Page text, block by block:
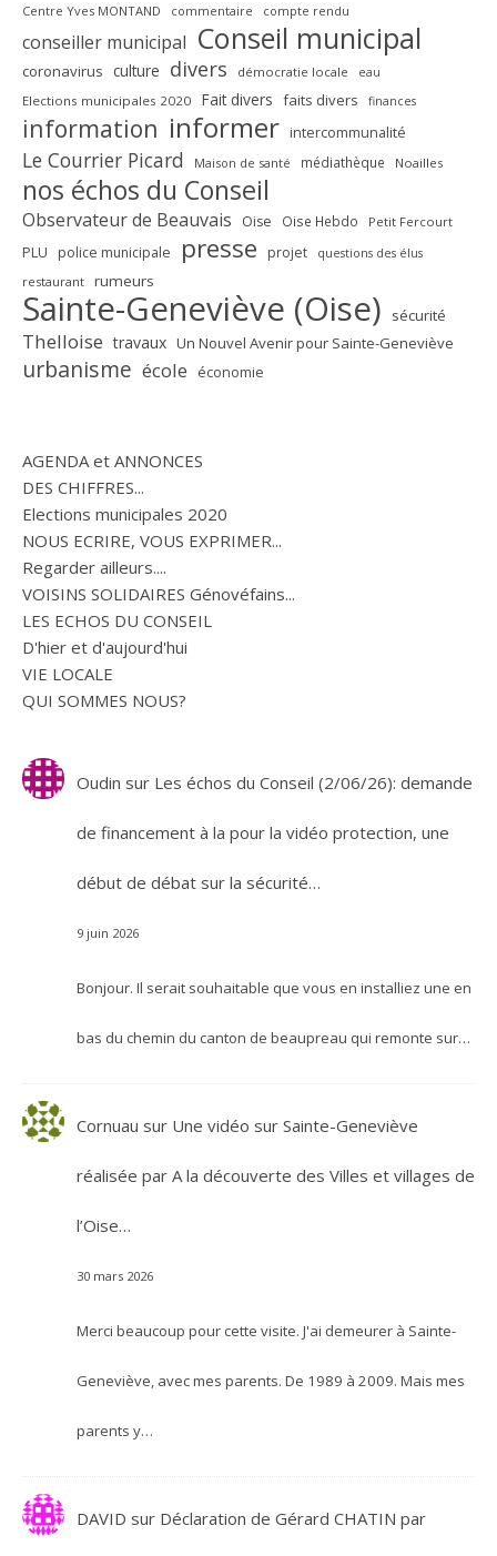
Centre Yves MONTAND commentaire compte rendu
conseiller municipal Conseil municipal
coronavirus culture divers démocratie locale eau
Elections municipales 2020 Fait divers faits divers finances
information informer intercommunalité
Le Courrier Picard Maison de santé médiathèque Noailles
nos échos du Conseil
Observateur de Beauvais Oise Oise Hebdo Petit Fercourt
PLU police municipale presse projet questions des élus
restaurant rumeurs
Sainte-Geneviève (Oise) sécurité
Thelloise travaux Un Nouvel Avenir pour Sainte-Geneviève
urbanisme école économie
AGENDA et ANNONCES
DES CHIFFRES...
Elections municipales 2020
NOUS ECRIRE, VOUS EXPRIMER...
Regarder ailleurs....
VOISINS SOLIDAIRES Génovéfains...
LES ECHOS DU CONSEIL
D'hier et d'aujourd'hui
VIE LOCALE
QUI SOMMES NOUS?
Oudin sur Les échos du Conseil (2/06/26): demande
de financement à la pour la vidéo protection, une
début de débat sur la sécurité…
9 juin 2026
Bonjour. Il serait souhaitable que vous en installiez une en
bas du chemin du canton de beaupreau qui remonte sur…
Cornuau sur Une vidéo sur Sainte-Geneviève
réalisée par A la découverte des Villes et villages de
l’Oise…
30 mars 2026
Merci beaucoup pour cette visite. J'ai demeurer à Sainte-
Geneviève, avec mes parents. De 1989 à 2009. Mais mes
parents y…
DAVID sur Déclaration de Gérard CHATIN par